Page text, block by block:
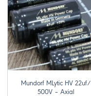
Mundorf MLytic HV 22uf/
500V – Axial